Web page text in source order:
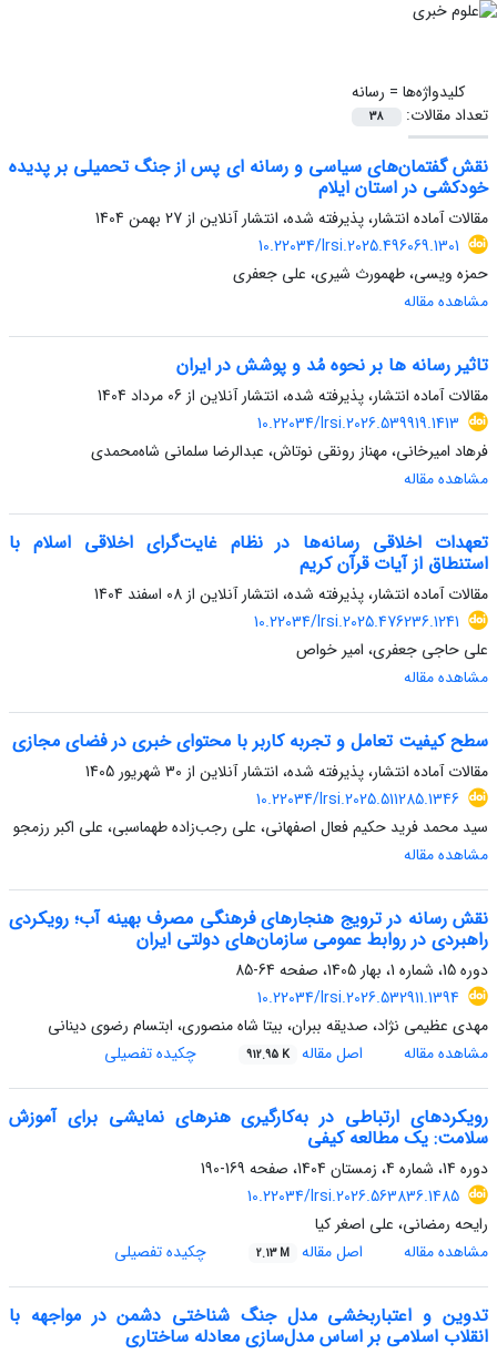
کلیدواژه‌ها = رسانه
تعداد مقالات:
38
نقش گفتمان‌های سیاسی و رسانه ای پس از جنگ تحمیلی بر پدیده
خودکشی در استان ایلام
مقالات آماده انتشار، پذیرفته شده، انتشار آنلاین از 27 بهمن 1404
10.22034/lrsi.2025.496069.1301
حمزه ویسی، طهمورث شیری، علی جعفری
مشاهده مقاله
تاثیر رسانه ها بر نحوه مُد و پوشش در ایران
مقالات آماده انتشار، پذیرفته شده، انتشار آنلاین از 06 مرداد 1404
10.22034/lrsi.2026.539919.1413
فرهاد امیرخانی، مهناز رونقی نوتاش، عبدالرضا سلمانی شاه‌محمدی
مشاهده مقاله
تعهدات اخلاقی رسانه‌ها در نظام غایت‌گرای اخلاقی اسلام با
استنطاق از آیات قرآن کریم
مقالات آماده انتشار، پذیرفته شده، انتشار آنلاین از 08 اسفند 1404
10.22034/lrsi.2025.476236.1241
علی حاجی جعفری، امیر خواص
مشاهده مقاله
سطح کیفیت تعامل و تجربه کاربر با محتوای خبری در فضای مجازی
مقالات آماده انتشار، پذیرفته شده، انتشار آنلاین از 30 شهریور 1405
10.22034/lrsi.2025.511285.1346
سید محمد فرید حکیم فعال اصفهانی، علی رجب‌زاده طهماسبی، علی اکبر رزمجو
مشاهده مقاله
نقش رسانه در ترویج هنجارهای فرهنگی مصرف بهینه آب؛ رویکردی
راهبردی در روابط عمومی سازمان‌های دولتی ایران
دوره 15، شماره 1، بهار 1405، صفحه
64-85
10.22034/lrsi.2026.532911.1394
مهدی عظیمی نژاد، صدیقه ببران، بیتا شاه منصوری، ابتسام رضوی دینانی
مشاهده مقاله
اصل مقاله 912.95 K چکیده تفصیلی
رویکردهای ارتباطی در به‌کارگیری هنرهای نمایشی برای آموزش
سلامت: یک مطالعه کیفی
دوره 14، شماره 4، زمستان 1404، صفحه
169-190
10.22034/lrsi.2026.563836.1485
رایحه رمضانی، علی اصغر کیا
مشاهده مقاله
اصل مقاله 2.13 M چکیده تفصیلی
تدوین و اعتباربخشی مدل جنگ شناختی دشمن در مواجهه با
انقلاب اسلامی بر اساس مدل‌سازی معادله ساختاری